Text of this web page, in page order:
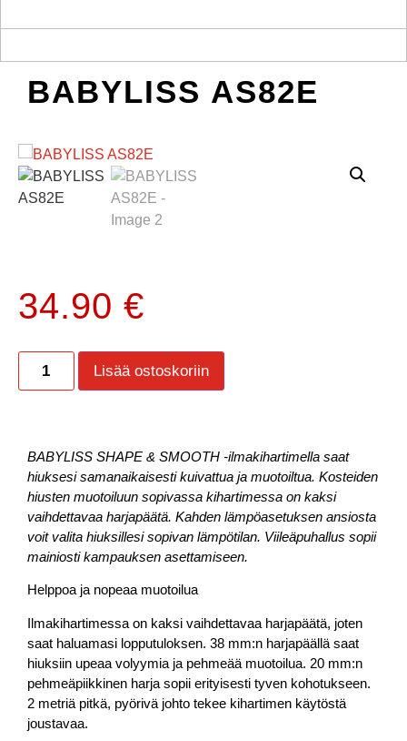
BABYLISS AS82E
34.90 €
Lisää ostoskoriin
BABYLISS SHAPE & SMOOTH -ilmakihartimella saat
hiuksesi samanaikaisesti kuivattua ja muotoiltua. Kosteiden
hiusten muotoiluun sopivassa kihartimessa on kaksi
vaihdettavaa harjapäätä. Kahden lämpöasetuksen ansiosta
voit valita hiuksillesi sopivan lämpötilan. Viileäpuhallus sopii
mainiosti kampauksen asettamiseen.
Helppoa ja nopeaa muotoilua
Ilmakihartimessa on kaksi vaihdettavaa harjapäätä, joten
saat haluamasi lopputuloksen. 38 mm:n harjapäällä saat
hiuksiin upeaa volyymia ja pehmeää muotoilua. 20 mm:n
pehmeäpiikkinen harja sopii erityisesti tyven kohotukseen.
2 metriä pitkä, pyörivä johto tekee kihartimen käytöstä
joustavaa.